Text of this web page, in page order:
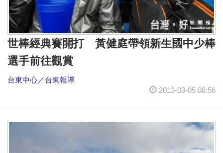
世棒經典賽開打 黃健庭帶領新生國中少棒
選手前往觀賞
台東中心／台東報導
2013-03-05 08:56